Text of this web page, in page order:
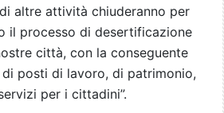
altre attività chiuderanno per
il processo di desertificazione
città, con la conseguente
posti di lavoro, di patrimonio,
per i cittadini”.